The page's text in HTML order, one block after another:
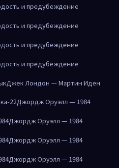
и предубеждение
и предубеждение
и предубеждение
и предубеждение
Джек Лондон — Мартин Иден
22Джордж Оруэлл — 1984
Джордж Оруэлл — 1984
Джордж Оруэлл — 1984
Джордж Оруэлл — 1984